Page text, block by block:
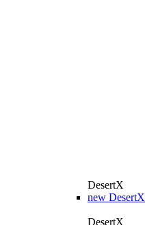
DesertX
new DesertX
DesertX